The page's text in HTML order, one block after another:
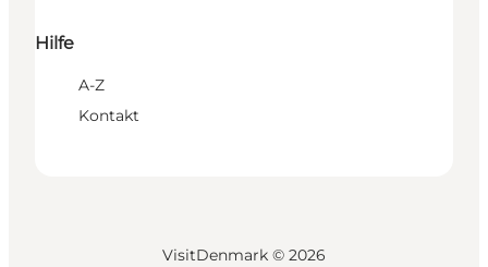
Hilfe
A-Z
Kontakt
VisitDenmark © 2026